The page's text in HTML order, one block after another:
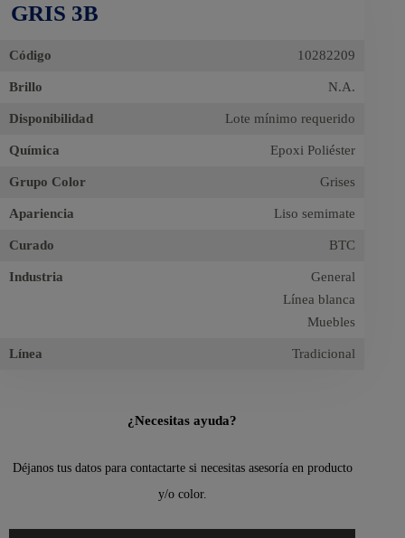
GRIS 3B
Código 10282209
Brillo N.A.
Disponibilidad Lote mínimo requerido
Química Epoxi Poliéster
Grupo Color Grises
Apariencia Liso semimate
Curado BTC
Industria
General
Línea blanca
Muebles
Línea Tradicional
¿Necesitas ayuda?
Déjanos tus datos para contactarte si necesitas asesoría en producto
y/o color.